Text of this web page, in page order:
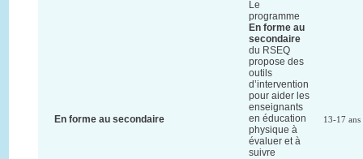
En forme au secondaire
Le
programme
En forme au
secondaire
du RSEQ
propose des
outils
d’intervention
pour aider les
enseignants
en éducation
physique à
évaluer et à
suivre
13-17 ans